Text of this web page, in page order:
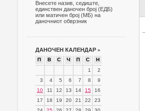
Внесете назив, седиште,
единствен даночен број (ЕДБ)
или матичен број (МБ) на
даночниот обврзник
ДАНОЧЕН КАЛЕНДАР »
П В С Ч П С
Н
1
2
3
4 5 6 7 8
9
10
11 12 13 14 15
16
17
18 19 20 21 22
23